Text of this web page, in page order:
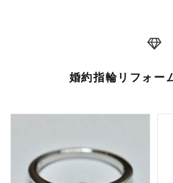
婚約指輪リフォー